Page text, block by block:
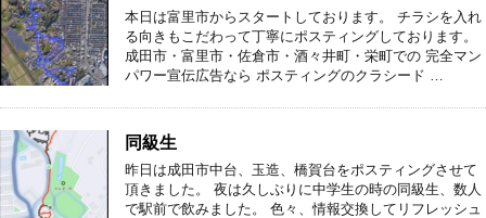
本日は富里市からスタートしております。 チラシを入れ
る向きもこだわって丁寧にポスティングしております。
成田市・富里市・佐倉市・酒々井町・栄町での 完全マン
パワー宣伝広告なら ポスティングのクラシード …
同級生
昨日は成田市中台、玉造、橋賀台をポスティングさせて
頂きました。 夜は久しぶりに中学生の時の同級生、数人
で駅前で飲みました。 色々、情報交換してリフレッシュ